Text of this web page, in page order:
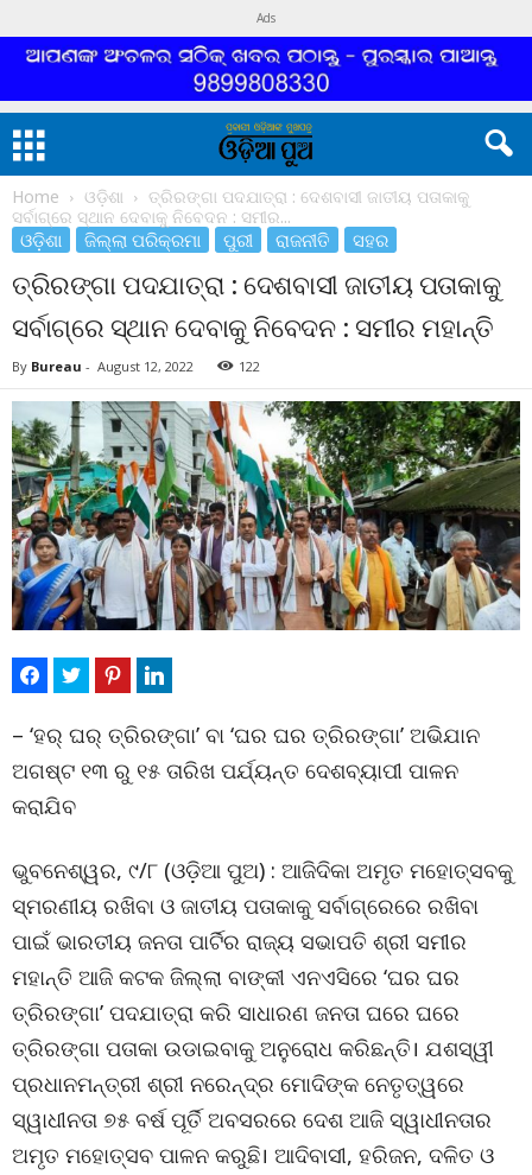
Ads
Home ଓଡ଼ିଶା
ତ୍ରିରଙ୍ଗା ପଦଯାତ୍ରା : ଦେଶବାସୀ ଜାତୀୟ ପତାକାକୁ
ସର୍ବାଗ୍ରେ ସ୍ଥାନ ଦେବାକୁ ନିବେଦନ : ସମୀର...
ଓଡ଼ିଶା ଜିଲ୍ଲା ପରିକ୍ରମା ପୁରୀ ରାଜନୀତି ସହର
ତ୍ରିରଙ୍ଗା ପଦଯାତ୍ରା : ଦେଶବାସୀ ଜାତୀୟ ପତାକାକୁ
ସର୍ବାଗ୍ରେ ସ୍ଥାନ ଦେବାକୁ ନିବେଦନ : ସମୀର ମହାନ୍ତି
By Bureau - August 12, 2022 122
– ‘ହର୍ ଘର୍ ତ୍ରିରଙ୍ଗା’ ବା ‘ଘର ଘର ତ୍ରିରଙ୍ଗା’ ଅଭିଯାନ
ଅଗଷ୍ଟ ୧୩ ରୁ ୧୫ ତାରିଖ ପର୍ଯ୍ୟନ୍ତ ଦେଶବ୍ୟାପୀ ପାଳନ
କରାଯିବ
ଭୁବନେଶ୍ୱର, ୯/୮ (ଓଡ଼ିଆ ପୁଅ) : ଆଜିଦିକା ଅମୃତ ମହୋତ୍ସବକୁ
ସ୍ମରଣୀୟ ରଖିବା ଓ ଜାତୀୟ ପତାକାକୁ ସର୍ବାଗ୍ରେରେ ରଖିବା
ପାଇଁ ଭାରତୀୟ ଜନତା ପାର୍ଟିର ରାଜ୍ୟ ସଭାପତି ଶ୍ରୀ ସମୀର
ମହାନ୍ତି ଆଜି କଟକ ଜିଲ୍ଲା ବାଙ୍କୀ ଏନଏସିରେ ‘ଘର ଘର
ତ୍ରିରଙ୍ଗା’ ପଦଯାତ୍ରା କରି ସାଧାରଣ ଜନତା ଘରେ ଘରେ
ତ୍ରିରଙ୍ଗା ପତାକା ଉଡାଇବାକୁ ଅନୁରୋଧ କରିଛନ୍ତି। ଯଶସ୍ୱୀ
ପ୍ରଧାନମନ୍ତ୍ରୀ ଶ୍ରୀ ନରେନ୍ଦ୍ର ମୋଦିଙ୍କ ନେତୃତ୍ୱରେ
ସ୍ୱାଧୀନତା ୭୫ ବର୍ଷ ପୂର୍ତି ଅବସରରେ ଦେଶ ଆଜି ସ୍ୱାଧୀନତାର
ଅମୃତ ମହୋତ୍ସବ ପାଳନ କରୁଛି। ଆଦିବାସୀ, ହରିଜନ, ଦଳିତ ଓ